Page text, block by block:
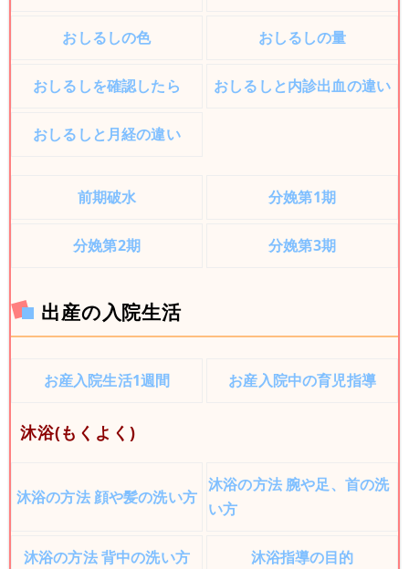
おしるしの色 おしるしの量
おしるしを確認したら おしるしと内診出血の違い
おしるしと月経の違い
前期破水 分娩第1期
分娩第2期 分娩第3期
出産の入院生活
お産入院生活1週間 お産入院中の育児指導
沐浴(もくよく)
沐浴の方法 顔や髪の洗い方
沐浴の方法 腕や足、首の洗
い方
沐浴の方法 背中の洗い方 沐浴指導の目的